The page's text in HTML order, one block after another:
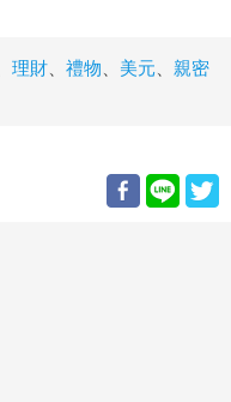
理財 禮物 美元
親密